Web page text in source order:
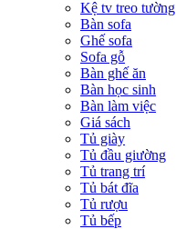
Kệ tv treo tường
Bàn sofa
Ghế sofa
Sofa gỗ
Bàn ghế ăn
Bàn học sinh
Bàn làm việc
Giá sách
Tủ giày
Tủ đầu giường
Tủ trang trí
Tủ bát đĩa
Tủ rượu
Tủ bếp